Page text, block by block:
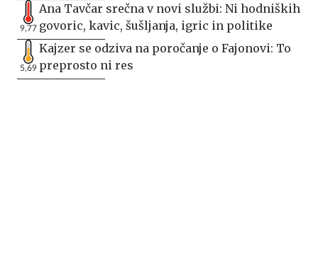
9,77
Ana Tavčar srečna v novi službi: Ni hodniških
govoric, kavic, šušljanja, igric in politike
5,69
Kajzer se odziva na poročanje o Fajonovi: To
preprosto ni res